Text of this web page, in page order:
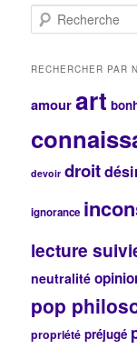
e
h
r
h
e
RECHERCHER PAR
amourart
devoir droit
ignorance
lecture
neutralité
pop
propriété préjugé